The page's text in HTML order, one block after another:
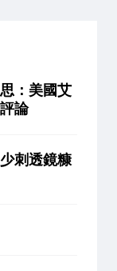
：美國艾
論
刺透鏡糠